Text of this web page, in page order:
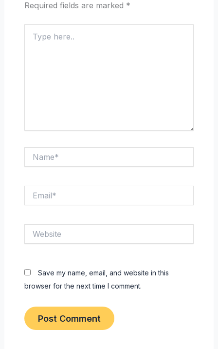
Required fields are marked *
here..
Save my name, email, and website in this
browser for the next time I comment.